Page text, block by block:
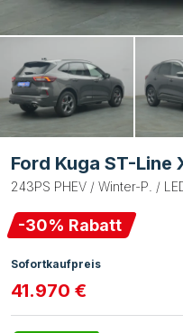
Ford Kuga ST-Line
243PS PHEV / Winter-P. /
-30% Rabatt
Sofortkaufpreis
41.970 €